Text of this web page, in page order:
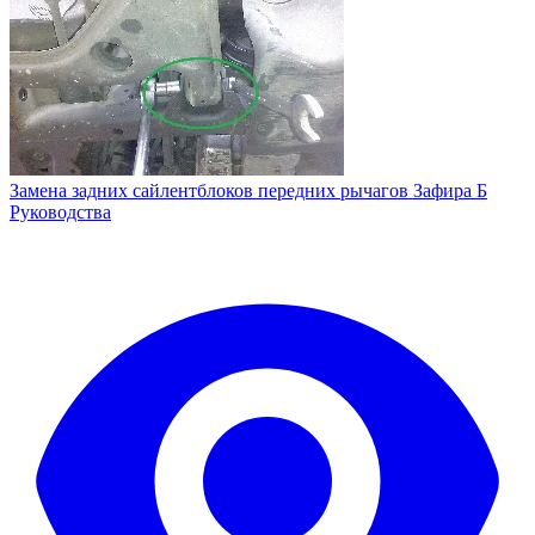
Замена задних сайлентблоков передних рычагов Зафира Б
Руководства